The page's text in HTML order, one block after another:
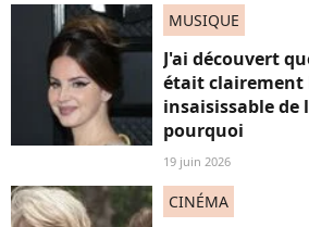
MUSIQUE
J'ai découvert
était clairement
insaisissable de
pourquoi
19 juin 2026
CINÉMA